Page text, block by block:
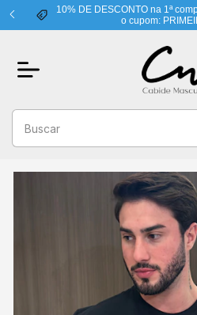
10% DE DESCONTO na 1ª
o cupom: